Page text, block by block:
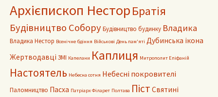
Архієпископ Нестор Братія
Будівництво Собору Будівництво будинку Владика
Владика Нестор Всенічне бдіння Військові День пам'яті Дубинська ікона
Жертводавці ЗМІ Капелани Каплиця Митрополит Епіфаній
Настоятель Небесна сотня Небесні покровителі
Паломництво Пасха Патріарх Філарет Полтава Піст Святині